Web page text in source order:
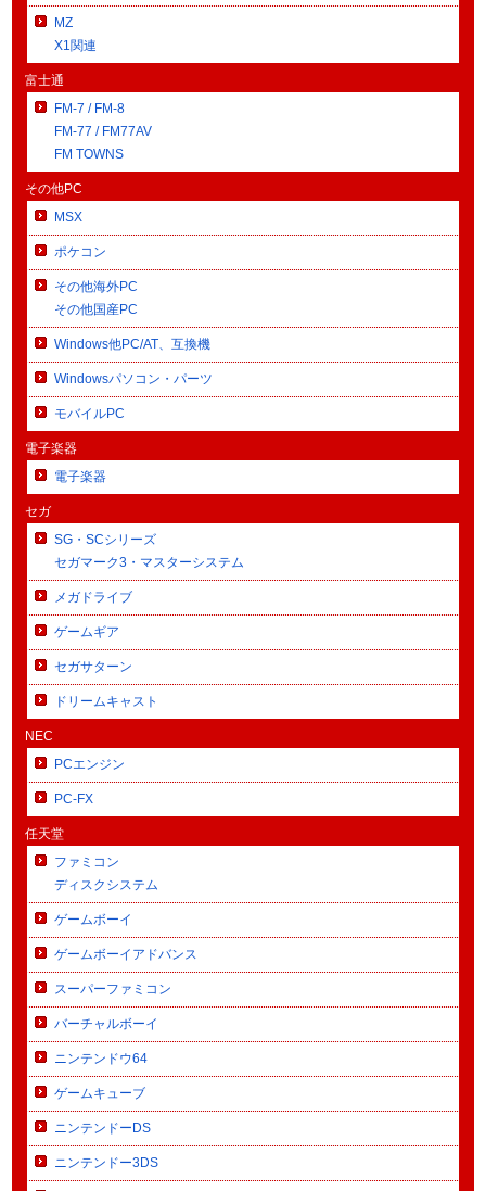
MZ
X1関連
富士通
FM-7 / FM-8
FM-77 / FM77AV
FM TOWNS
その他PC
MSX
ポケコン
その他海外PC
その他国産PC
Windows他PC/AT、互換機
Windowsパソコン・パーツ
モバイルPC
電子楽器
電子楽器
セガ
SG・SCシリーズ
セガマーク3・マスターシステム
メガドライブ
ゲームギア
セガサターン
ドリームキャスト
NEC
PCエンジン
PC-FX
任天堂
ファミコン
ディスクシステム
ゲームボーイ
ゲームボーイアドバンス
スーパーファミコン
バーチャルボーイ
ニンテンドウ64
ゲームキューブ
ニンテンドーDS
ニンテンドー3DS